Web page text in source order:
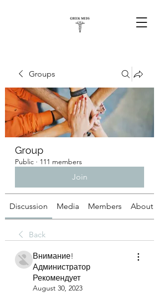
Groups
Group
Public · 111 members
Join
Discussion Media Members About
Back
Внимание!
Администратор
Рекомендует
August 30, 2023